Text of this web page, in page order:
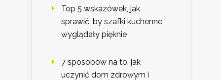
Top 5 wskazówek, jak
sprawić, by szafki kuchenne
wyglądały pięknie
7 sposobów na to, jak
uczynić dom zdrowym i